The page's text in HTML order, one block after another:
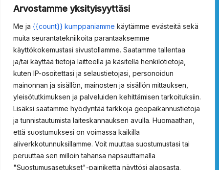
Arvostamme yksityisyyttäsi
Me ja {{count}} kumppaniamme käytämme evästeitä sekä
muita seurantatekniikoita parantaaksemme
käyttökokemustasi sivustollamme. Saatamme tallentaa
ja/tai käyttää tietoja laitteella ja käsitellä henkilötietoja,
kuten IP-osoitettasi ja selaustietojasi, personoidun
mainonnan ja sisällön, mainosten ja sisällön mittauksen,
yleisötutkimuksen ja palveluiden kehittämisen tarkoituksiin.
Lisäksi saatamme hyödyntää tarkkoja geopaikannustietoja
ja tunnistautumista laiteskannauksen avulla. Huomaathan,
että suostumuksesi on voimassa kaikilla
aliverkkotunnuksillamme. Voit muuttaa suostumustasi tai
peruuttaa sen milloin tahansa napsauttamalla
"Suostumusasetukset"-painiketta näyttösi alaosasta.
Ota yhteyttä
Silmäsuihkut
ProSafety 15011000 ProSafety 15011500ProSafety 15013000
ProSafety 15013500
Vartalosuihkut
ProSafety 15021000ProSafety 15021500
ProSafety 15024000ProSafety 15024020
ProSafety 15024500ProSafety 15024520
Hätäsuihkut ulkokäyttöön